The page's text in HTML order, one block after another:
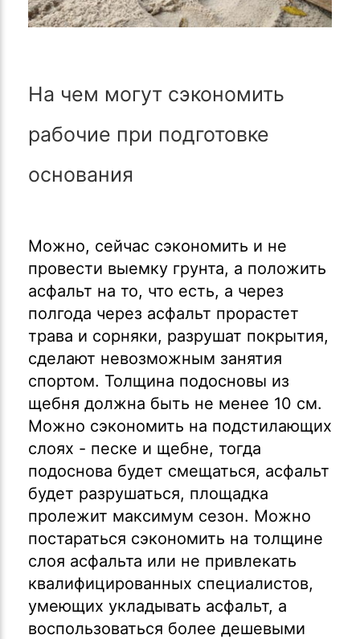
На чем могут сэкономить
рабочие при подготовке
основания
Можно, сейчас сэкономить и не
провести выемку грунта, а положить
асфальт на то, что есть, а через
полгода через асфальт прорастет
трава и сорняки, разрушат покрытия,
сделают невозможным занятия
спортом. Толщина подосновы из
щебня должна быть не менее 10 см.
Можно сэкономить на подстилающих
слоях - песке и щебне, тогда
подоснова будет смещаться, асфальт
будет разрушаться, площадка
пролежит максимум сезон. Можно
постараться сэкономить на толщине
слоя асфальта или не привлекать
квалифицированных специалистов,
умеющих укладывать асфальт, а
воспользоваться более дешевыми